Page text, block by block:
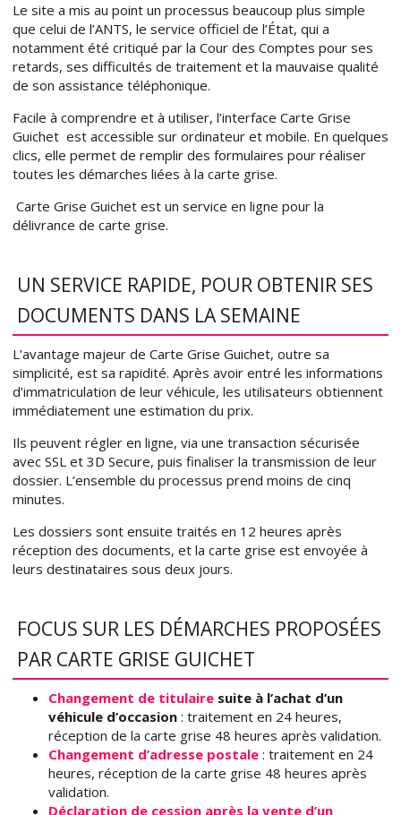
Le site a mis au point un processus beaucoup plus simple
que celui de l’ANTS, le service officiel de l’État, qui a
notamment été critiqué par la Cour des Comptes pour ses
retards, ses difficultés de traitement et la mauvaise qualité
de son assistance téléphonique.
Facile à comprendre et à utiliser, l’interface Carte Grise
Guichet est accessible sur ordinateur et mobile. En quelques
clics, elle permet de remplir des formulaires pour réaliser
toutes les démarches liées à la carte grise.
Carte Grise Guichet est un service en ligne pour la
délivrance de carte grise.
UN SERVICE RAPIDE, POUR OBTENIR SES
DOCUMENTS DANS LA SEMAINE
L’avantage majeur de Carte Grise Guichet, outre sa
simplicité, est sa rapidité. Après avoir entré les informations
d’immatriculation de leur véhicule, les utilisateurs obtiennent
immédiatement une estimation du prix.
Ils peuvent régler en ligne, via une transaction sécurisée
avec SSL et 3D Secure, puis finaliser la transmission de leur
dossier. L’ensemble du processus prend moins de cinq
minutes.
Les dossiers sont ensuite traités en 12 heures après
réception des documents, et la carte grise est envoyée à
leurs destinataires sous deux jours.
FOCUS SUR LES DÉMARCHES PROPOSÉES
PAR CARTE GRISE GUICHET
Changement de titulairesuite à l’achat d’un
véhicule d’occasion: traitement en 24 heures,
réception de la carte grise 48 heures après validation.
Changement d’adresse postale : traitement en 24
heures, réception de la carte grise 48 heures après
validation.
Déclaration de cession après la vente d’un